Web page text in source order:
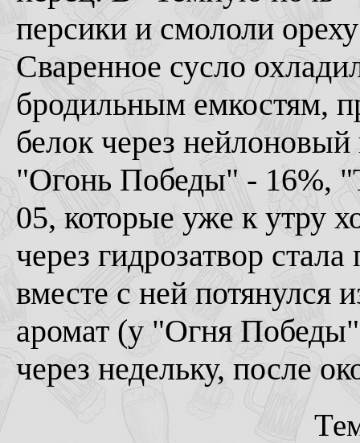
персики и смололи
Сваренное сусло
бродильным емкостям,
белок через
"Огонь Победы" - 16%,
05, которые уже к утру
через гидрозатвор
вместе с ней
аромат (у "Огня
через недельку, после